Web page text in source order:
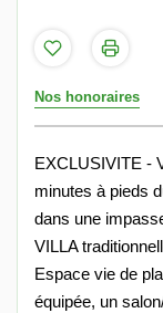
Nos honoraires
EXCLUSIVITE -
minutes à pieds
dans une
VILLA
Espace vie de
équipée, un